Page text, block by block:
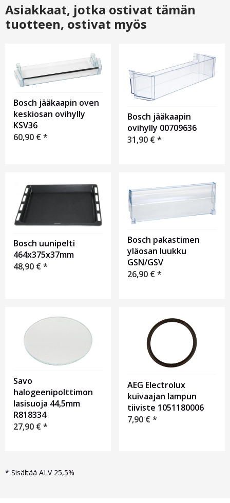
Asiakkaat, jotka ostivat tämän
tuotteen, ostivat myös
Bosch jääkaapin oven
keskiosan ovihylly
KSV36
60,90 €*
Bosch jääkaapin
ovihylly 00709636
31,90 €*
Bosch uunipelti
464x375x37mm
48,90 €*
Bosch pakastimen
yläosan luukku
GSN/GSV
26,90 €*
Savo
halogeenipolttimon
lasisuoja 44,5mm
R818334
27,90 €*
AEG Electrolux
kuivaajan lampun
tiiviste 1051180006
7,90 €*
* Sisältää ALV 25,5%